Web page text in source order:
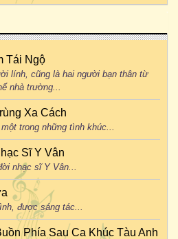
Tái Ngộ
lính, cũng là hai người bạn thân từ
nhà trường...
Xa Cách
trong những tình khúc...
Sĩ Y Vân
nhạc sĩ Y Vân...
được sáng tác...
Phía Sau Ca Khúc Tàu Anh